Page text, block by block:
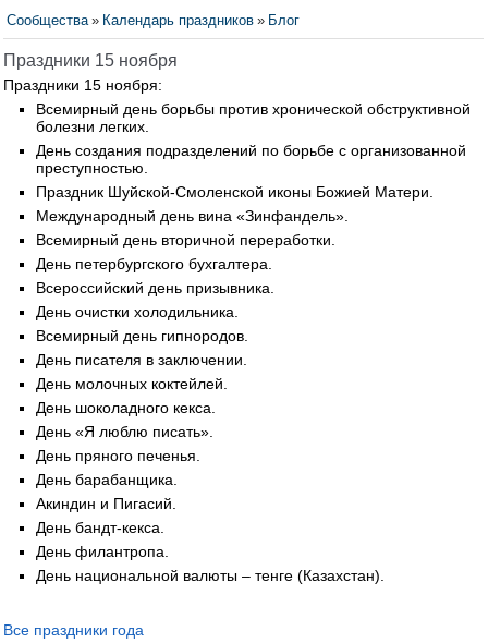
Сообщества » Календарь праздников » Блог
Праздники 15 ноября
Праздники 15 ноября:
Всемирный день борьбы против хронической обструктивной
болезни легких.
День создания подразделений по борьбе с организованной
преступностью.
Праздник Шуйской-Смоленской иконы Божией Матери.
Международный день вина «Зинфандель».
Всемирный день вторичной переработки.
День петербургского бухгалтера.
Всероссийский день призывника.
День очистки холодильника.
Всемирный день гипнородов.
День писателя в заключении.
День молочных коктейлей.
День шоколадного кекса.
День «Я люблю писать».
День пряного печенья.
День барабанщика.
Акиндин и Пигасий.
День бандт-кекса.
День филантропа.
День национальной валюты – тенге (Казахстан).
Все праздники года